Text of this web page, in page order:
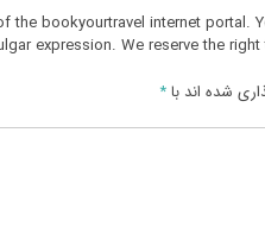
bookyourtravel internet portal.
expression. We reserve the
شده اند با*